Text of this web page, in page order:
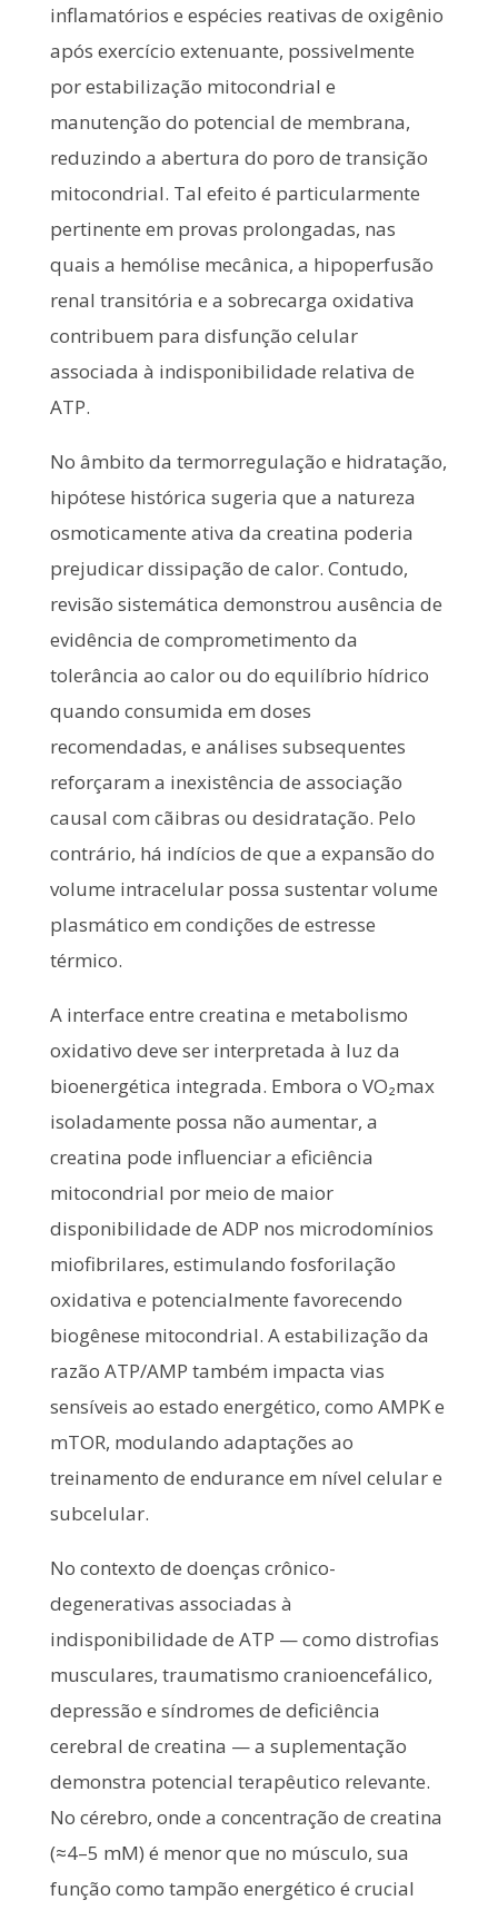
inflamatórios e espécies reativas de oxigênio
após exercício extenuante, possivelmente
por estabilização mitocondrial e
manutenção do potencial de membrana,
reduzindo a abertura do poro de transição
mitocondrial. Tal efeito é particularmente
pertinente em provas prolongadas, nas
quais a hemólise mecânica, a hipoperfusão
renal transitória e a sobrecarga oxidativa
contribuem para disfunção celular
associada à indisponibilidade relativa de
ATP.
No âmbito da termorregulação e hidratação,
hipótese histórica sugeria que a natureza
osmoticamente ativa da creatina poderia
prejudicar dissipação de calor. Contudo,
revisão sistemática demonstrou ausência de
evidência de comprometimento da
tolerância ao calor ou do equilíbrio hídrico
quando consumida em doses
recomendadas, e análises subsequentes
reforçaram a inexistência de associação
causal com cãibras ou desidratação. Pelo
contrário, há indícios de que a expansão do
volume intracelular possa sustentar volume
plasmático em condições de estresse
térmico.
A interface entre creatina e metabolismo
oxidativo deve ser interpretada à luz da
bioenergética integrada. Embora o VO₂max
isoladamente possa não aumentar, a
creatina pode influenciar a eficiência
mitocondrial por meio de maior
disponibilidade de ADP nos microdomínios
miofibrilares, estimulando fosforilação
oxidativa e potencialmente favorecendo
biogênese mitocondrial. A estabilização da
razão ATP/AMP também impacta vias
sensíveis ao estado energético, como AMPK e
mTOR, modulando adaptações ao
treinamento de endurance em nível celular e
subcelular.
No contexto de doenças crônico-
degenerativas associadas à
indisponibilidade de ATP — como distrofias
musculares, traumatismo cranioencefálico,
depressão e síndromes de deficiência
cerebral de creatina — a suplementação
demonstra potencial terapêutico relevante.
No cérebro, onde a concentração de creatina
(≈4–5 mM) é menor que no músculo, sua
função como tampão energético é crucial